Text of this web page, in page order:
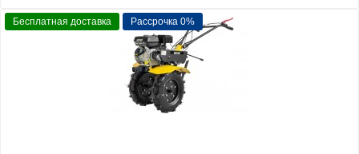
Бесплатная доставка Рассрочка 0%